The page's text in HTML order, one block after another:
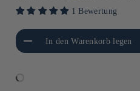
1 Bewertung
die Menge für
TitleIn den Warenkorb legen
Erhöhe die